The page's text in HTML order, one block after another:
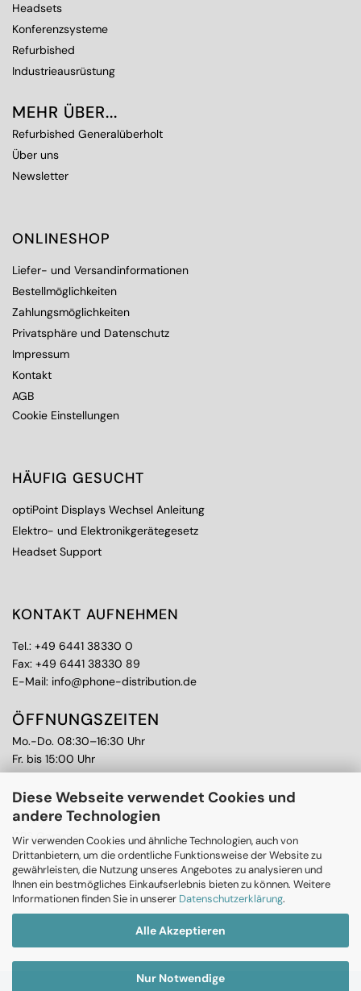
Diese Webseite verwendet Cookies und
andere Technologien
Wir verwenden Cookies und ähnliche Technologien, auch von
Drittanbietern, um die ordentliche Funktionsweise der Website zu
gewährleisten, die Nutzung unseres Angebotes zu analysieren und
Ihnen ein bestmögliches Einkaufserlebnis bieten zu können. Weitere
Informationen finden Sie in unserer Datenschutzerklärung.
Alle Akzeptieren
Nur Notwendige
Headsets
Konferenzsysteme
Refurbished
Industrieausrüstung
MEHR ÜBER...
Refurbished Generalüberholt
Über uns
Newsletter
ONLINESHOP
Liefer- und Versandinformationen
Bestellmöglichkeiten
Zahlungsmöglichkeiten
Privatsphäre und Datenschutz
Impressum
Kontakt
AGB
Cookie Einstellungen
HÄUFIG GESUCHT
optiPoint Displays Wechsel Anleitung
Elektro- und Elektronikgerätegesetz
Headset Support
KONTAKT AUFNEHMEN
Tel.: +49 6441 38330 0
Fax: +49 6441 38330 89
E-Mail: info@phone-distribution.de
ÖFFNUNGSZEITEN
Mo.-Do. 08:30–16:30 Uhr
Fr. bis 15:00 Uhr
WEITERE THEMEN
Ankauf
CPS Garantie
RMA